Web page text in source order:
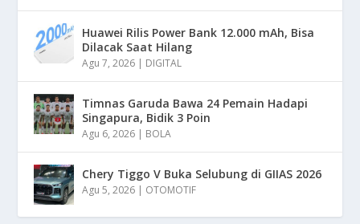
Huawei Rilis Power Bank 12.000 mAh, Bisa
Dilacak Saat Hilang
Agu 7, 2026 | DIGITAL
Timnas Garuda Bawa 24 Pemain Hadapi
Singapura, Bidik 3 Poin
Agu 6, 2026 | BOLA
Chery Tiggo V Buka Selubung di GIIAS 2026
Agu 5, 2026 | OTOMOTIF